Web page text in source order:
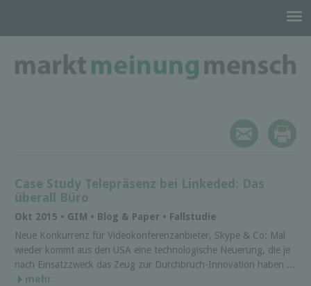
Case Study Telepräsenz bei Linkeded: Das
überall Büro
Okt 2015 • GIM • Blog & Paper • Fallstudie
Neue Konkurrenz für Videokonferenzanbieter, Skype & Co: Mal
wieder kommt aus den USA eine technologische Neuerung, die je
nach Einsatzzweck das Zeug zur Durchbruch-Innovation haben ...
mehr